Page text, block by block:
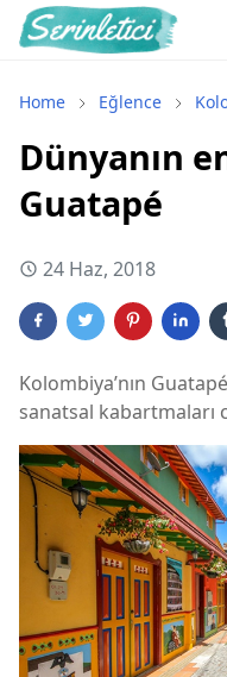
Home Eğlence
Dünyanın
Guatapé
24 Haz, 2018
Kolombiya’nın
sanatsal kabartmaları